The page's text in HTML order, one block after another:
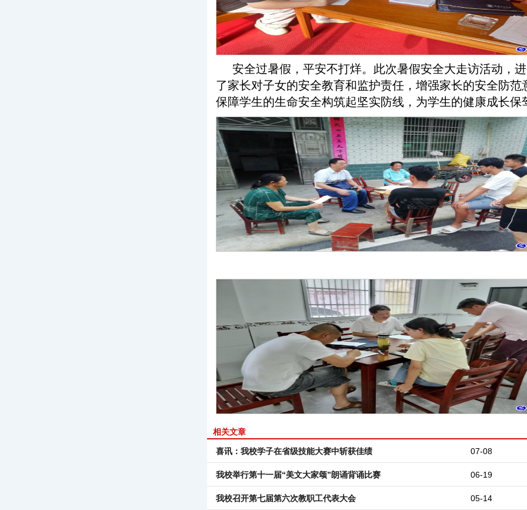
安全过暑假，平安不打烊。此次暑假安全大走访活动，
了家长对子女的安全教育和监护责任，增强家长的安全防范
保障学生的生命安全构筑起坚实防线，为学生的健康成长保
相关文章
07-08
喜讯：我校学子在省级技能大赛中斩获佳绩
06-19
我校举行第十一届“美文大家颂”朗诵背诵比赛
05-14
我校召开第七届第六次教职工代表大会